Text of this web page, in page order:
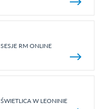
SESJE RM ONLINE
ŚWIETLICA W LEONINIE